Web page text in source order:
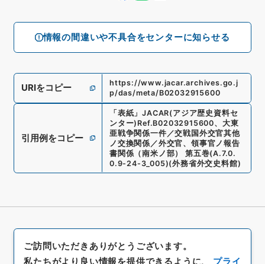
情報の間違いや不具合をセンターに知らせる
URIをコピー
https://www.jacar.archives.go.j
p/das/meta/B02032915600
引用例をコピー
「表紙 」JACAR(アジア歴史資料セ
ンター) Ref.B02032915600、 大東
亜戦争関係一件／交戦国外交官其他
ノ交換関係／外交官、領事官ノ報告
書関係（南米ノ部） 第五巻(A.7.0.
0.9-24-3_005)(外務省外交史料館)
ご訪問いただきありがとうございます。
私たちがより良い情報を提供できるように、 プライ